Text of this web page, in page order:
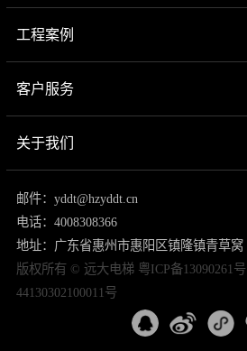
工程案例
客户服务
关于我们
邮件：yddt@hzyddt.cn
电话：4008308366
地址：广东省惠州市惠阳区镇隆镇青草窝
版权所有 © 远大电梯 粤ICP备13090261号
44130302100011号